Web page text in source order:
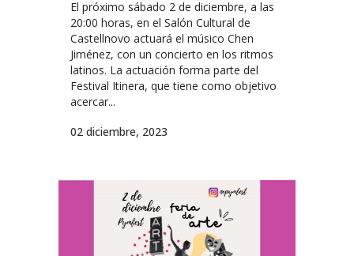
El próximo sábado 2 de diciembre, a las
20:00 horas, en el Salón Cultural de
Castellnovo actuará el músico Chen
Jiménez, con un concierto en los ritmos
latinos. La actuación forma parte del
Festival Itinera, que tiene como objetivo
acercar...
02 diciembre, 2023